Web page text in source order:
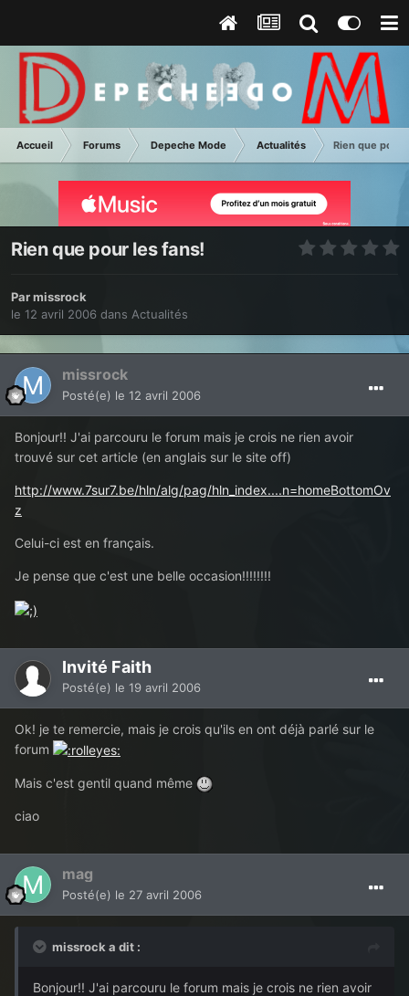
Accueil Forums Depeche Mode Actualités Rien que pour
Rien que pour les fans!
Parmissrock
le 12 avril 2006 dans Actualités
missrock
Posté(e) le 12 avril 2006
Bonjour!! J'ai parcouru le forum mais je crois ne rien avoir
trouvé sur cet article (en anglais sur le site off)
http://www.7sur7.be/hln/alg/pag/hln_index....n=homeBottomOv
z
Celui-ci est en français.
Je pense que c'est une belle occasion!!!!!!!!
Invité Faith
Posté(e) le 19 avril 2006
Ok! je te remercie, mais je crois qu'ils en ont déjà parlé sur le
forum
Mais c'est gentil quand même
ciao
mag
Posté(e) le 27 avril 2006
missrock a dit :
Bonjour!! J'ai parcouru le forum mais je crois ne rien avoir